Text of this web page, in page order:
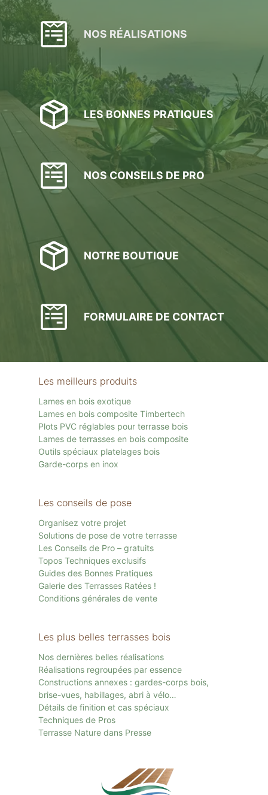
NOS RÉALISATIONS
LES BONNES PRATIQUES
NOS CONSEILS DE PRO
NOTRE BOUTIQUE
FORMULAIRE DE CONTACT
Les meilleurs produits
Lames en bois exotique
Lames en bois composite Timbertech
Plots PVC réglables pour terrasse bois
Lames de terrasses en bois composite
Outils spéciaux platelages bois
Garde-corps en inox
Les conseils de pose
Organisez votre projet
Solutions de pose de votre terrasse
Les Conseils de Pro – gratuits
Topos Techniques exclusifs
Guides des Bonnes Pratiques
Galerie des Terrasses Ratées !
Conditions générales de vente
Les plus belles terrasses bois
Nos dernières belles réalisations
Réalisations regroupées par essence
Constructions annexes : gardes-corps bois,
brise-vues, habillages, abri à vélo…
Détails de finition et cas spéciaux
Techniques de Pros
Terrasse Nature dans Presse